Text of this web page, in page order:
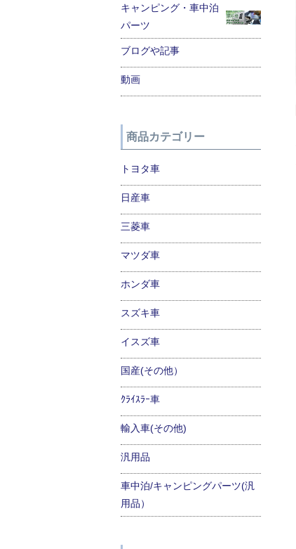
キャンピング・車中泊
パーツ
ブログや記事
動画
商品カテゴリー
トヨタ車
日産車
三菱車
マツダ車
ホンダ車
スズキ車
イスズ車
国産(その他）
ｸﾗｲｽﾗｰ車
輸入車(その他)
汎用品
車中泊/キャンピングパーツ(汎
用品）